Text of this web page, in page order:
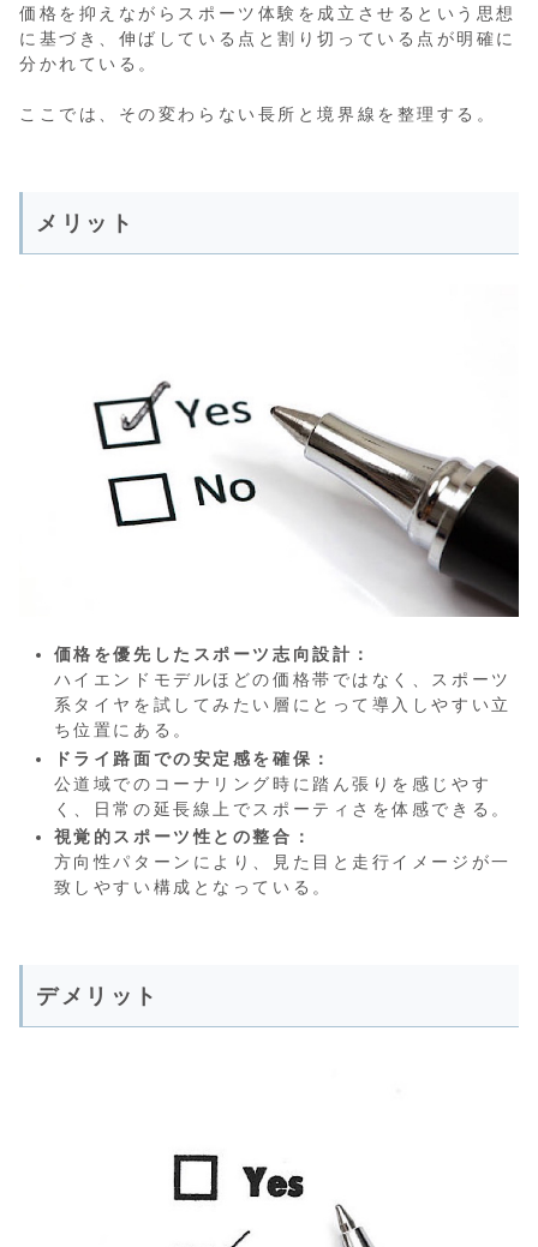
価格を抑えながらスポーツ体験を成立させるという思想
に基づき、伸ばしている点と割り切っている点が明確に
分かれている。
ここでは、その変わらない長所と境界線を整理する。
メリット
価格を優先したスポーツ志向設計：
ハイエンドモデルほどの価格帯ではなく、スポーツ
系タイヤを試してみたい層にとって導入しやすい立
ち位置にある。
ドライ路面での安定感を確保：
公道域でのコーナリング時に踏ん張りを感じやす
く、日常の延長線上でスポーティさを体感できる。
視覚的スポーツ性との整合：
方向性パターンにより、見た目と走行イメージが一
致しやすい構成となっている。
デメリット